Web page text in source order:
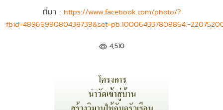
ที่มา : https://www.facebook.com/photo/?
fbid=4896699080438739&set=pb.100064337808864.-
4,510